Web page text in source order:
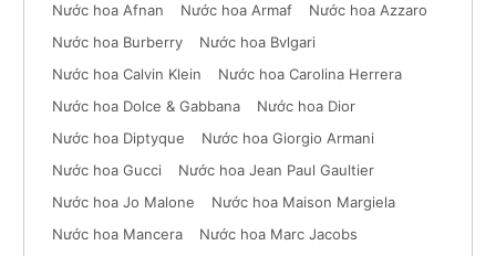
Nước hoa Afnan
Nước hoa Armaf
Nước hoa Azzaro
Nước hoa Burberry
Nước hoa Bvlgari
Nước hoa Calvin Klein
Nước hoa Carolina Herrera
Nước hoa Dolce & Gabbana
Nước hoa Dior
Nước hoa Diptyque
Nước hoa Giorgio Armani
Nước hoa Gucci
Nước hoa Jean Paul Gaultier
Nước hoa Jo Malone
Nước hoa Maison Margiela
Nước hoa Mancera
Nước hoa Marc Jacobs